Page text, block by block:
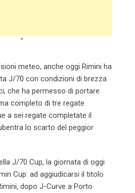
"
meteo, anche oggi Rimini ha
J/70 con condizioni di brezza
che ha permesso di portare
completo di tre regate
a sei regate completate il
lo scarto del peggior
J/70 Cup, la giornata di oggi
Cup: ad aggiudicarsi il titolo
dopo J-Curve a Porto